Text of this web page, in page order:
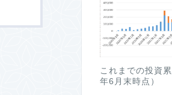
これまでの投資
年6月末時点）